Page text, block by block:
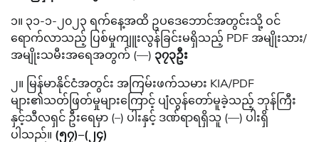
၁။ ၃၁-၁-၂၀၂၃ ရက်နေ့အထိ ဥပဒေဘောင်အတွင်းသို့ ဝင်
ရောက်လာသည့် ပြစ်မှုကျူးလွန်ခြင်းမရှိသည့် PDF အမျိုးသား/
အမျိုးသမီးအရေအတွက် (—) ၃၇၃ဦး
၂။ မြန်မာနိုင်ငံအတွင်း အကြမ်းဖက်သမား KIA/PDF
များ၏သတ်ဖြတ်မှုများကြောင့် ပျံလွန်တော်မူခဲ့သည့် ဘုန်ကြီး
နှင့်သီလရှင် ဦးရေမှာ (–) ပါးနှင့် ဒဏ်ရာရရှိသူ (—) ပါးရှိ
ပါသည်။ (၅၇)–(၂၄)